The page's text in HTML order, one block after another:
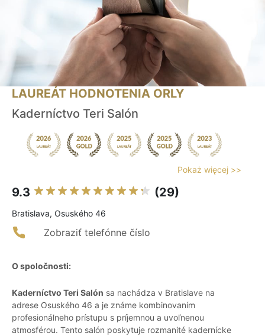
LAUREÁT HODNOTENIA ORLY
Kaderníctvo Teri Salón
Pokaż więcej >>
9.3 (29)
Bratislava, Osuského 46
Zobraziť telefónne číslo
O spoločnosti:
Kaderníctvo Teri Salón sa nachádza v Bratislave na
adrese Osuského 46 a je známe kombinovaním
profesionálneho prístupu s príjemnou a uvoľnenou
atmosférou. Tento salón poskytuje rozmanité kadernícke